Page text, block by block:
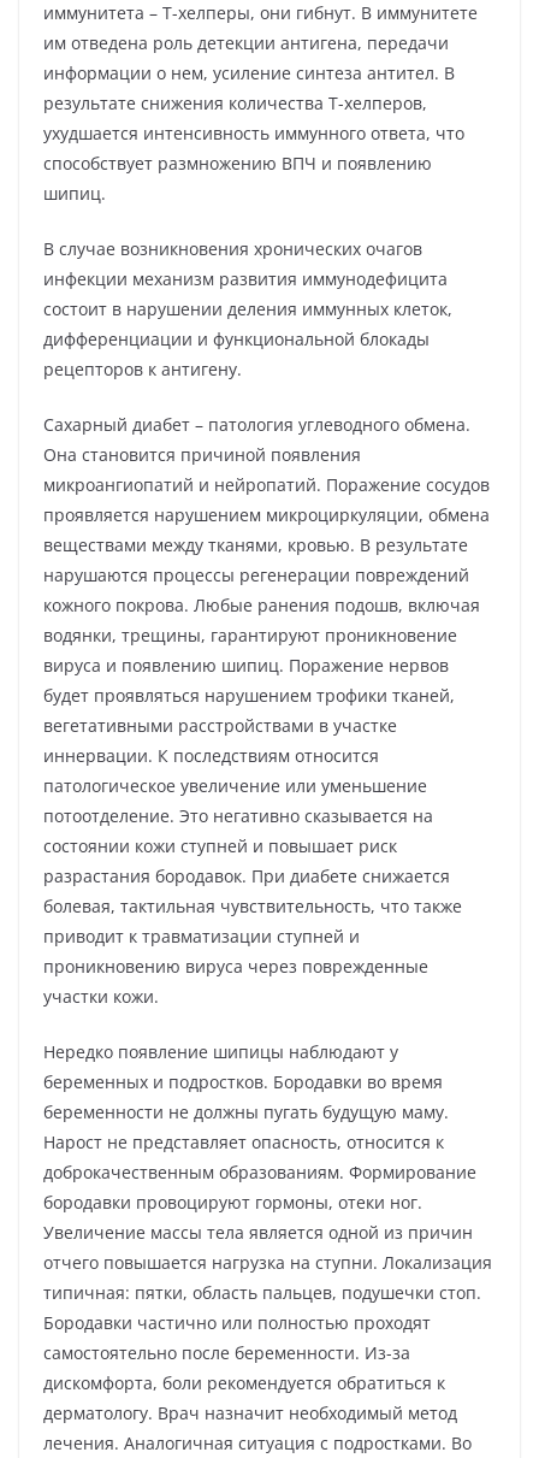
иммунитета – Т-хелперы, они гибнут. В иммунитете
им отведена роль детекции антигена, передачи
информации о нем, усиление синтеза антител. В
результате снижения количества Т-хелперов,
ухудшается интенсивность иммунного ответа, что
способствует размножению ВПЧ и появлению
шипиц.
В случае возникновения хронических очагов
инфекции механизм развития иммунодефицита
состоит в нарушении деления иммунных клеток,
дифференциации и функциональной блокады
рецепторов к антигену.
Сахарный диабет – патология углеводного обмена.
Она становится причиной появления
микроангиопатий и нейропатий. Поражение сосудов
проявляется нарушением микроциркуляции, обмена
веществами между тканями, кровью. В результате
нарушаются процессы регенерации повреждений
кожного покрова. Любые ранения подошв, включая
водянки, трещины, гарантируют проникновение
вируса и появлению шипиц. Поражение нервов
будет проявляться нарушением трофики тканей,
вегетативными расстройствами в участке
иннервации. К последствиям относится
патологическое увеличение или уменьшение
потоотделение. Это негативно сказывается на
состоянии кожи ступней и повышает риск
разрастания бородавок. При диабете снижается
болевая, тактильная чувствительность, что также
приводит к травматизации ступней и
проникновению вируса через поврежденные
участки кожи.
Нередко появление шипицы наблюдают у
беременных и подростков. Бородавки во время
беременности не должны пугать будущую маму.
Нарост не представляет опасность, относится к
доброкачественным образованиям. Формирование
бородавки провоцируют гормоны, отеки ног.
Увеличение массы тела является одной из причин
отчего повышается нагрузка на ступни. Локализация
типичная: пятки, область пальцев, подушечки стоп.
Бородавки частично или полностью проходят
самостоятельно после беременности. Из-за
дискомфорта, боли рекомендуется обратиться к
дерматологу. Врач назначит необходимый метод
лечения. Аналогичная ситуация с подростками. Во